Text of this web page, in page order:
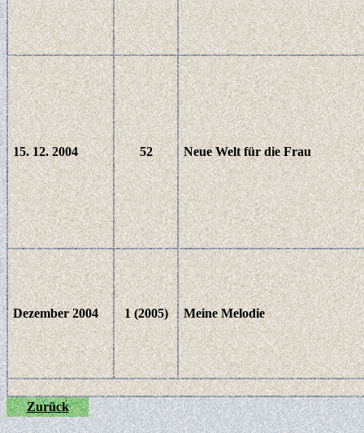
15. 12. 2004 52 Neue Welt für die Frau
Dezember 2004 1 (2005) Meine Melodie
Zurück